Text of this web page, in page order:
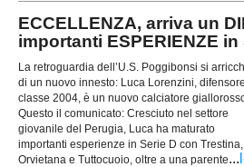
ECCELLENZA, arriva un
importanti ESPERIENZE in
La retroguardia dell’U.S. Poggibonsi si
di un nuovo innesto: Luca Lorenzini, difensore
classe 2004, è un nuovo calciatore
Questo il comunicato: Cresciuto nel settore
giovanile del Perugia, Luca ha maturato
importanti esperienze in Serie D con Trestina,
Orvietana e Tuttocuoio, oltre a una parente...